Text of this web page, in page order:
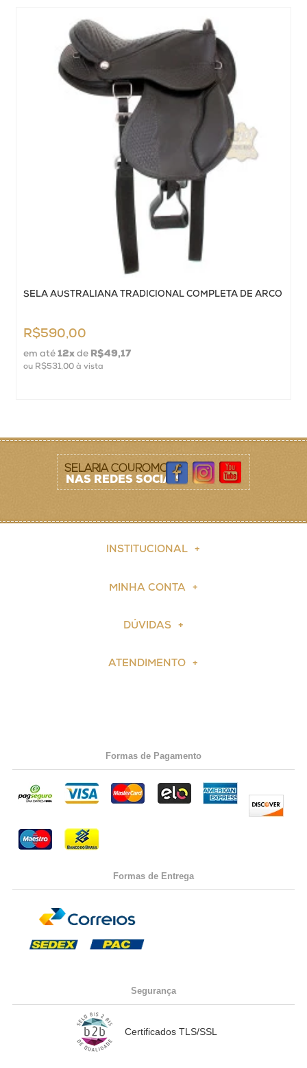
SELA AUSTRALIANA TRADICIONAL COMPLETA DE ARCO
R$590,00
em até 12xde R$49,17
ou R$531,00à vista
SELARIA COUROMODA
NAS REDES SOCIAIS
INSTITUCIONAL
MINHA CONTA
DÚVIDAS
ATENDIMENTO
Formas de Pagamento
Formas de Entrega
Segurança
Certificados TLS/SSL